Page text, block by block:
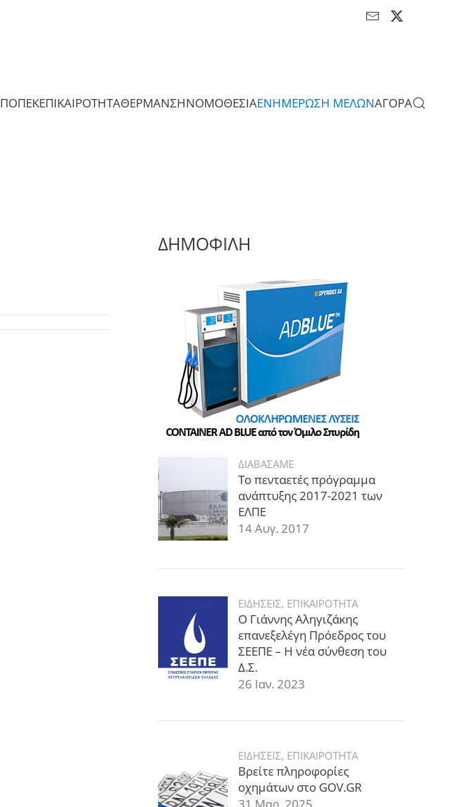
ΠΟΠΕΚΕΠΙΚΑΙΡΟΤΗΤΑΘΕΡΜΑΝΣΗΝΟΜΟΘΕΣΙΑΕΝΗΜΕΡΩΣΗ ΜΕΛΩΝΑΓΟΡΑ
ΔΗΜΟΦΙΛΗ
ΔΙΑΒΑΣΑΜΕ
Το πενταετές πρόγραμμα
ανάπτυξης 2017-2021 των
ΕΛΠΕ
14 Αυγ. 2017
ΕΙΔΗΣΕΙΣ, ΕΠΙΚΑΙΡΟΤΗΤΑ
Ο Γιάννης Αληγιζάκης
επανεξελέγη Πρόεδρος του
ΣΕΕΠΕ – Η νέα σύνθεση του
Δ.Σ.
26 Ιαν. 2023
ΕΙΔΗΣΕΙΣ, ΕΠΙΚΑΙΡΟΤΗΤΑ
Βρείτε πληροφορίες
οχημάτων στο GOV.GR